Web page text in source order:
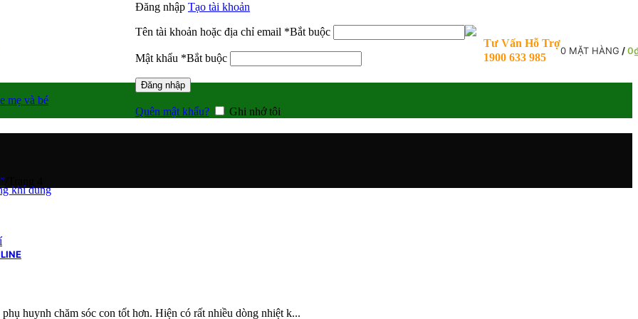
Đăng nhập Tạo tài khoản
Tên tài khoản hoặc địa chỉ email *Bắt buộc
Mật khẩu *Bắt buộc
Đăng nhập
Quên mật khẩu? Ghi nhớ tôi
Tư Vấn Hỗ Trợ
1900 633 985
0 MẶT HÀNG /0
mẹ và bé
khí dung
huynh chăm sóc con tốt hơn. Hiện có rất nhiều dòng nhiệt k...